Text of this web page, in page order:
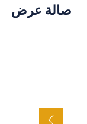
صالة عرض